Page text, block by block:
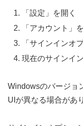
「設定」を開く
「アカウント」
「サインインオ
現在のサインイ
Windowsのバージョ
UIが異なる場合があ